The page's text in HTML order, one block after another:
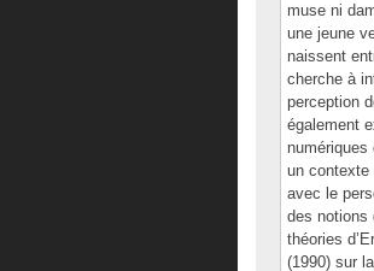
muse ni
une jeune
naissent
cherche à
perception
également
un contexte
avec le
des notions
théories
(1990) sur